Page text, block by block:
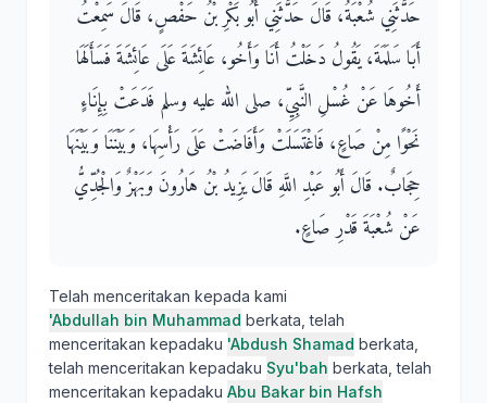
حَدَّثَنِي شُعْبَةُ، قَالَ حَدَّثَنِي أَبُو بَكْرِ بْنُ حَفْصٍ، قَالَ سَمِعْتُ
أَبَا سَلَمَةَ، يَقُولُ دَخَلْتُ أَنَا وَأَخُو، عَائِشَةَ عَلَى عَائِشَةَ فَسَأَلَهَا
أَخُوهَا عَنْ غُسْلِ النَّبِيِّ، صلى الله عليه وسلم فَدَعَتْ بِإِنَاءٍ
نَحْوًا مِنْ صَاعٍ، فَاغْتَسَلَتْ وَأَفَاضَتْ عَلَى رَأْسِهَا، وَبَيْنَنَا وَبَيْنَهَا
حِجَابٌ‏.‏ قَالَ أَبُو عَبْدِ اللَّهِ قَالَ يَزِيدُ بْنُ هَارُونَ وَبَهْزٌ وَالْجُدِّيُّ
عَنْ شُعْبَةَ قَدْرِ صَاعٍ‏.‏
Telah menceritakan kepada kami
'Abdullah bin Muhammad berkata, telah
menceritakan kepadaku 'Abdush Shamad berkata,
telah menceritakan kepadaku Syu'bah berkata, telah
menceritakan kepadaku Abu Bakar bin Hafsh